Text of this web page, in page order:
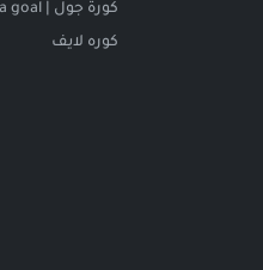
كورة جول | kora goal
كوره لايف